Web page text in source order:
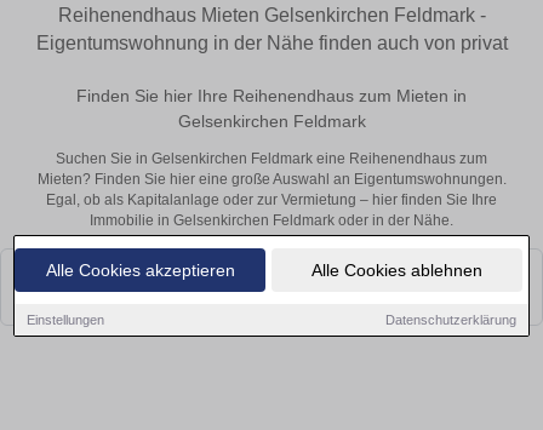
Alle Cookies akzeptieren Alle Cookies ablehnen
Einstellungen Datenschutzerklärung
Reihenendhaus Mieten Gelsenkirchen Feldmark -
Eigentumswohnung in der Nähe finden auch von privat
Finden Sie hier Ihre Reihenendhaus zum Mieten in
Gelsenkirchen Feldmark
Suchen Sie in Gelsenkirchen Feldmark eine Reihenendhaus zum
Mieten? Finden Sie hier eine große Auswahl an Eigentumswohnungen.
Egal, ob als Kapitalanlage oder zur Vermietung – hier finden Sie Ihre
Immobilie in Gelsenkirchen Feldmark oder in der Nähe.
Leider konnten wir derzeit keine passenden Objekte finden. Schauen Sie
bald wieder vorbei!